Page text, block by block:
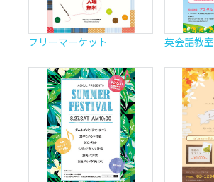
フリーマーケット 英会話教室